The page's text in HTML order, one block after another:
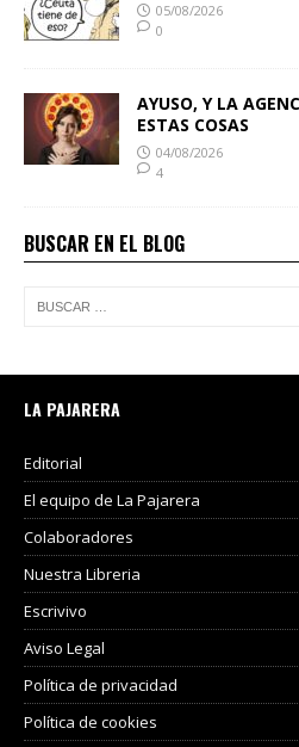
05/08/2026
0
AYUSO, Y LA
ESTAS COSAS
04/08/2026
4
BUSCAR EN EL BLOG
LA PAJARERA
Editorial
El equipo de La Pajarera
Colaboradores
Nuestra Libreria
Escrivivo
Aviso Legal
Política de privacidad
Política de cookies